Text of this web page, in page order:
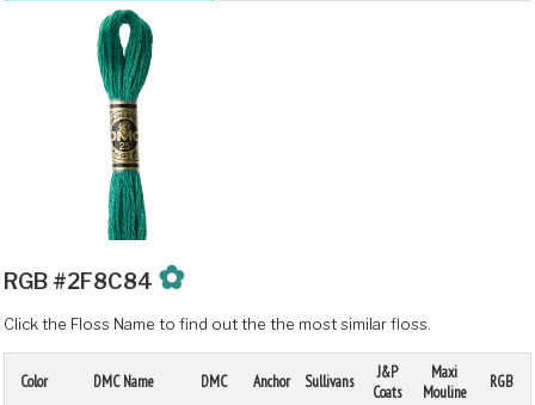
RGB #2F8C84 ✿
Click the Floss Name to find out the the most similar floss.
Color DMC Name DMC Anchor Sullivans
J&P
Coats
Maxi
Mouline
RGB